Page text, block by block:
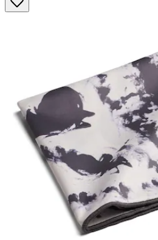
Sternen.
3